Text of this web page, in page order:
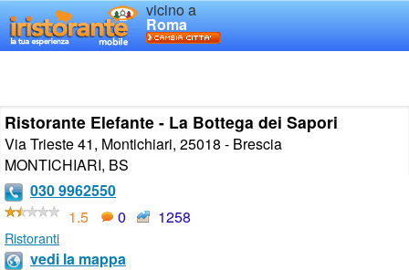
vicino a
Roma
Ristorante Elefante - La Bottega dei Sapori
Via Trieste 41, Montichiari, 25018 - Brescia
MONTICHIARI, BS
030 9962550
1.5
0 1258
Ristoranti
vedi la mappa